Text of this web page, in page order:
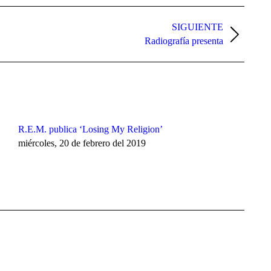
SIGUIENTE
Radiografía presenta
R.E.M. publica ‘Losing My Religion’
miércoles, 20 de febrero del 2019